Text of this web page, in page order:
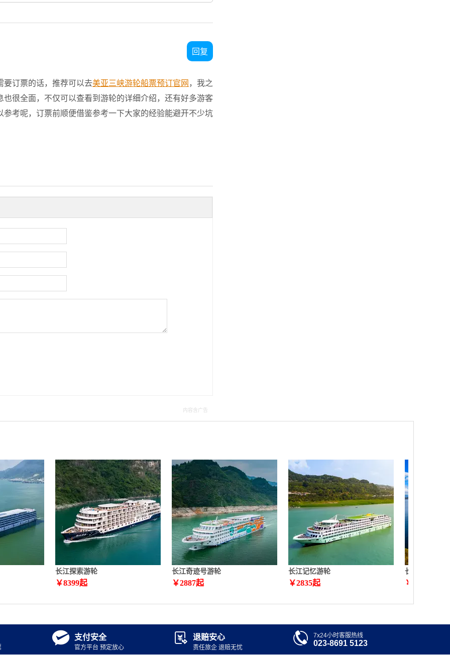
回复
要订票的话，推荐可以去美亚三峡游轮船票预订官网 ，我之
很全面，不仅可以查看到游轮的详细介绍，还有好多游客
考呢，订票前顺便借鉴参考一下大家的经验能避开不少坑
长江探索游轮
￥8399起
长江奇迹号游轮
￥2887起
长江记忆游轮
￥2835起
长江行极光游
￥
 支付安全
官方平台 预定放心
 退赔安心
责任旅企 退赔无忧
 7x24小时客服热线
023-8691 5123